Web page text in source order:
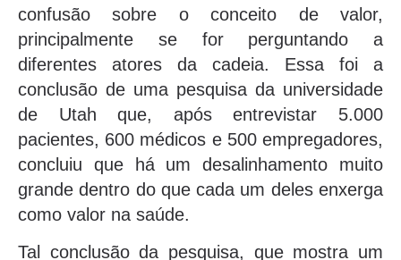
confusão sobre o conceito de valor,
principalmente se for perguntando a
diferentes atores da cadeia. Essa foi a
conclusão de uma pesquisa da universidade
de Utah que, após entrevistar 5.000
pacientes, 600 médicos e 500 empregadores,
concluiu que há um desalinhamento muito
grande dentro do que cada um deles enxerga
como valor na saúde.
Tal conclusão da pesquisa, que mostra um